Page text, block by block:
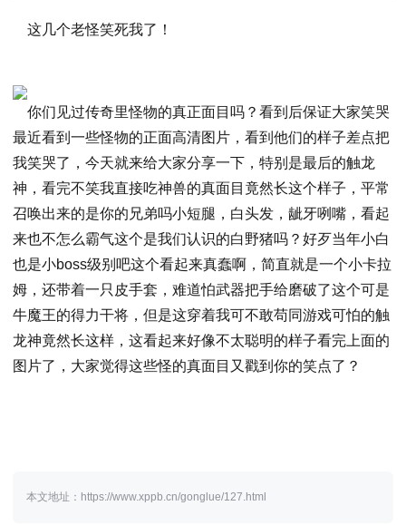
这几个老怪笑死我了！
你们见过传奇里怪物的真正面目吗？看到后保证大家笑哭
最近看到一些怪物的正面高清图片，看到他们的样子差点把
我笑哭了，今天就来给大家分享一下，特别是最后的触龙
神，看完不笑我直接吃神兽的真面目竟然长这个样子，平常
召唤出来的是你的兄弟吗小短腿，白头发，龇牙咧嘴，看起
来也不怎么霸气这个是我们认识的白野猪吗？好歹当年小白
也是小boss级别吧这个看起来真蠢啊，简直就是一个小卡拉
姆，还带着一只皮手套，难道怕武器把手给磨破了这个可是
牛魔王的得力干将，但是这穿着我可不敢苟同游戏可怕的触
龙神竟然长这样，这看起来好像不太聪明的样子看完上面的
图片了，大家觉得这些怪的真面目又戳到你的笑点了？
本文地址：https://www.xppb.cn/gonglue/127.html